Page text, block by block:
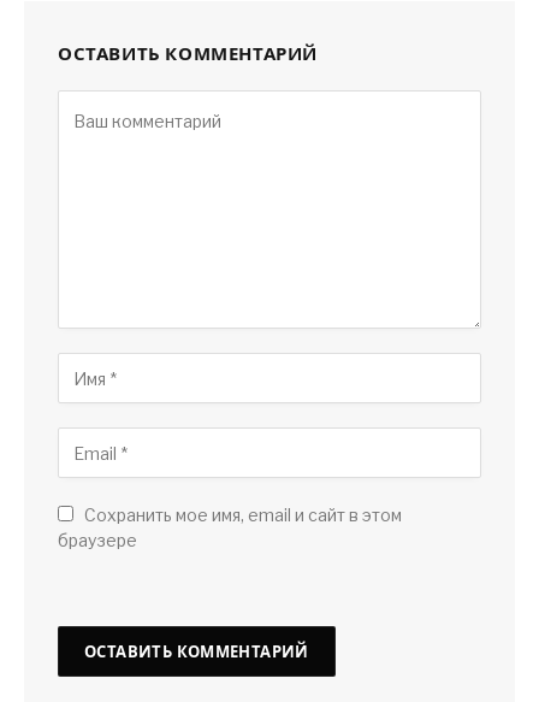
ОСТАВИТЬ КОММЕНТАРИЙ
Сохранить мое имя, email и сайт в этом
браузере